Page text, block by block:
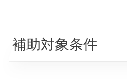
補助対象条件